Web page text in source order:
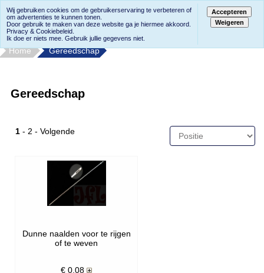
Home Gereedschap
Gereedschap
1 - 2 - Volgende
Dunne naalden voor te rijgen
of te weven
€ 0.08
Wij gebruiken cookies om de gebruikerservaring te verbeteren of
om advertenties te kunnen tonen.
Door gebruik te maken van deze website ga je hiermee akkoord.
Privacy & Cookiebeleid.
Ik doe er niets mee. Gebruik jullie gegevens niet.
Accepteren
Weigeren